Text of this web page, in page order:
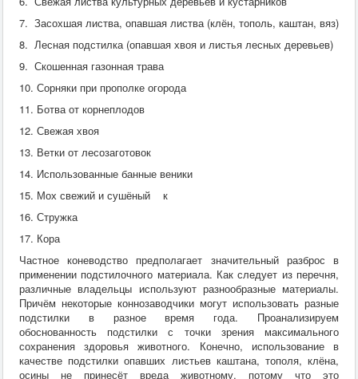
7. Засохшая листва, опавшая листва (клён, тополь, каштан, вяз)
8. Лесная подстилка (опавшая хвоя и листья лесных деревьев)
9. Скошенная газонная трава
10. Сорняки при прополке огорода
11. Ботва от корнеплодов
12. Свежая хвоя
13. Ветки от лесозаготовок
14. Использованные банные веники
15. Мох свежий и сушёный к
16. Стружка
17. Кора
Частное коневодство предполагает значительный разброс в
применении подстилочного материала. Как следует из перечня,
различные владельцы используют разнообразные материалы.
Причём некоторые коннозаводчики могут использовать разные
подстилки в разное время года. Проанализируем
обоснованность подстилки с точки зрения максимального
сохранения здоровья животного. Конечно, использование в
качестве подстилки опавших листьев каштана, тополя, клёна,
осины не принесёт вреда животному, потому что это